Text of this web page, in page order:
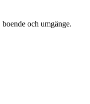
och umgänge.